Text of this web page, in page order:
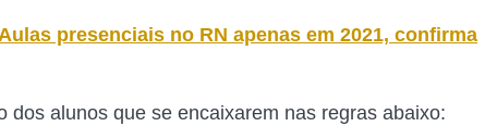
presenciais no RN apenas em 2021, confirma
dos alunos que se encaixarem nas regras abaixo: